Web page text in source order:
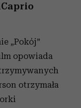
„Pokój”
opowiada
otrzymała